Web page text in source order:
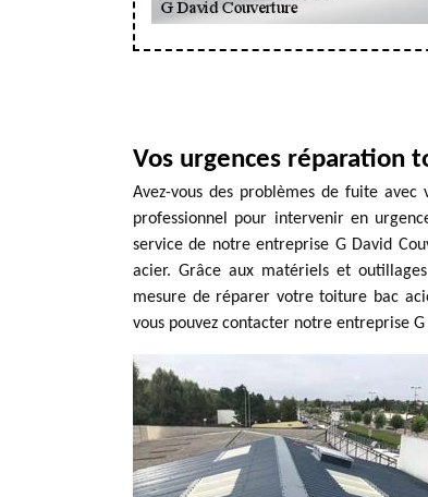
Vos urgences réparation
Avez-vous des problèmes de fuite
professionnel pour intervenir en
service de notre entreprise G David
acier. Grâce aux matériels et
mesure de réparer votre toiture bac
vous pouvez contacter notre entreprise